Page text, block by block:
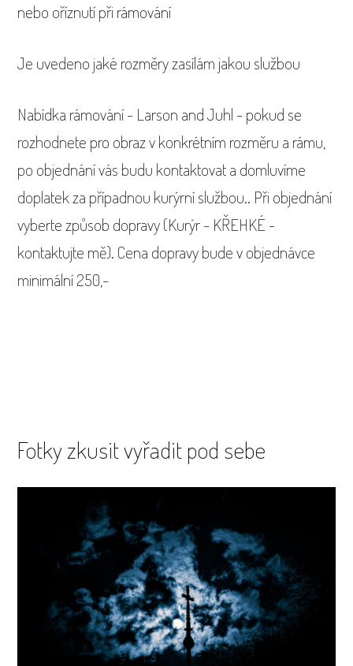
nebo oříznutí při rámování
Je uvedeno jaké rozměry zasílám jakou službou
Nabídka rámování - Larson and Juhl - pokud se
rozhodnete pro obraz v konkrétním rozměru a rámu,
po objednání vás budu kontaktovat a domluvíme
doplatek za případnou kurýrní službou.. Při objednání
vyberte způsob dopravy (Kurýr - KŘEHKÉ -
kontaktujte mě). Cena dopravy bude v objednávce
minimální 250,-
Fotky zkusit vyřadit pod sebe